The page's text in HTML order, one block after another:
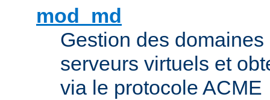
mod_md
Gestion des
serveurs virtuels et
via le protocole ACME